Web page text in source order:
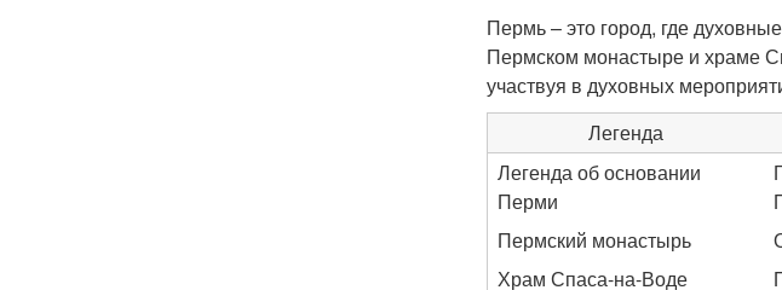
Пермь – это город, где
Пермском монастыре и храме
участвуя в духовных
Легенда
Легенда об основании
Перми
Пермский монастырь
Храм Спаса-на-Воде